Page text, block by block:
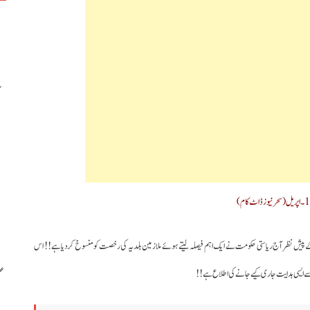
پیش نظر آج ریاستی حکومت نے ایک اہم فیصلہ لیتے ہوئے ملازمین بلدیہ کی رخصت کو منسوخ کردیا ہے!! اس
ایسی ہدایت جاری کیے جانے کی اطلاع ہے!!